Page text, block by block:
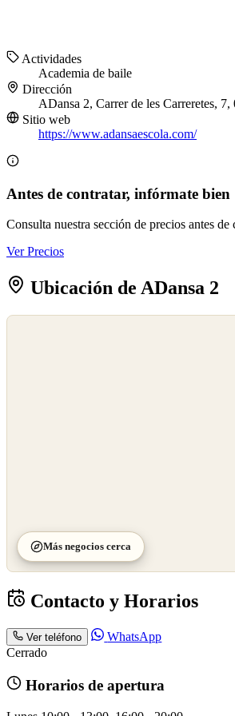
Actividades
Academia de baile
Dirección
ADansa 2, Carrer de les Carreretes,
Sitio web
https://www.adansaescola.com/
Antes de contratar, infórmate bien
Consulta nuestra sección de precios antes de
Ver Precios
Ubicación de ADansa 2
Más negocios cerca
Contacto y Horarios
Ver teléfono
WhatsApp
Cerrado
Horarios de apertura